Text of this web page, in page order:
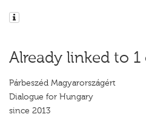
Already linked to
Párbeszéd Magyarországért
Dialogue for Hungary
since 2013